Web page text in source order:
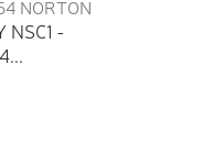
NSC1 -